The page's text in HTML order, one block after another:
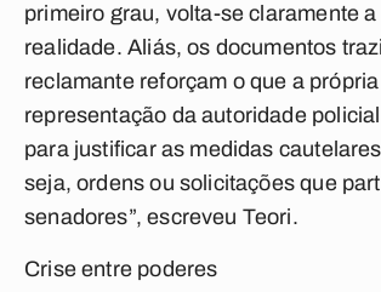
primeiro grau, volta-se claramente a
realidade. Aliás, os documentos
reclamante reforçam o que a própria
representação da autoridade
para justificar as medidas
seja, ordens ou solicitações que
senadores”, escreveu Teori.
Crise entre poderes